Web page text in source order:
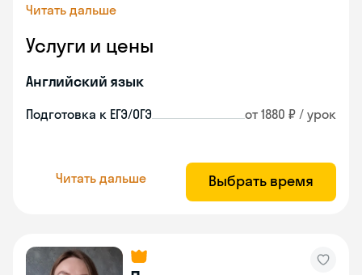
Читать дальше
Услуги и цены
Английский язык
Подготовка к ЕГЭ/ОГЭ от 1880 ₽ / урок
Читать дальше Выбрать время